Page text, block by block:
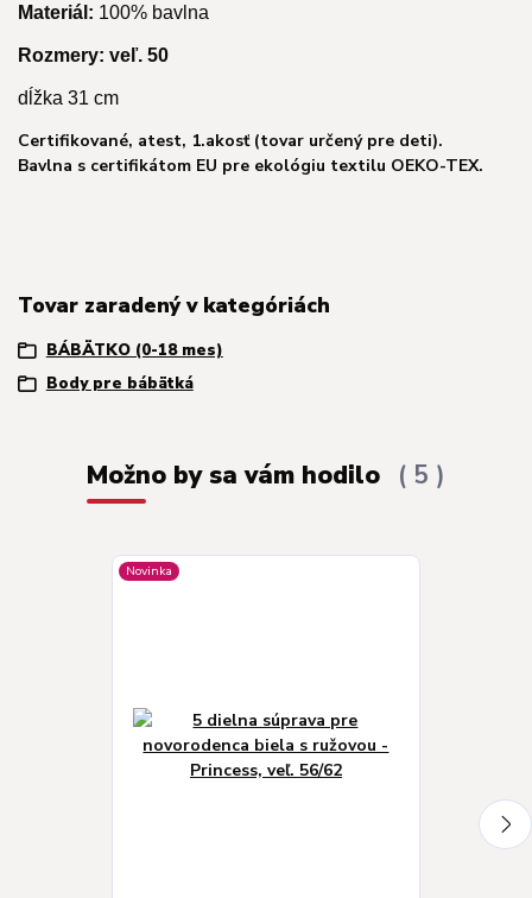
Materiál: 100% bavlna
Rozmery: veľ. 50
dĺžka 31 cm
Certifikované, atest, 1.akosť (tovar určený pre deti).
Bavlna s certifikátom EU pre ekológiu textilu OEKO-TEX.
Tovar zaradený v kategóriách
BÁBÄTKO (0-18 mes)
Body pre bábätká
Možno by sa vám hodilo 5
Novinka